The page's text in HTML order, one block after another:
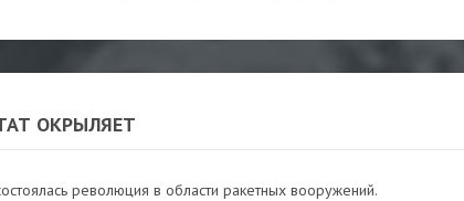
ОКРЫЛЯЕТ
революция в области ракетных вооружений.